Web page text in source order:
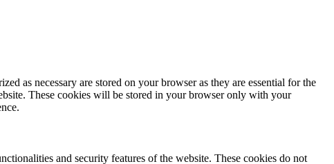
as necessary are stored on your browser as they are essential for the
These cookies will be stored in your browser only with your
and security features of the website. These cookies do not